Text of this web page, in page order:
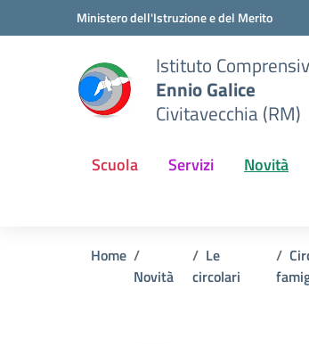
Vai ai contenuti
Vai al menu di navigazioneMinistero dell'Istruzione e del Merito
Istituto
Ennio Galice
Civitavecchia (RM)
Scuola Servizi Novità
Home
Novità
Le
circolari